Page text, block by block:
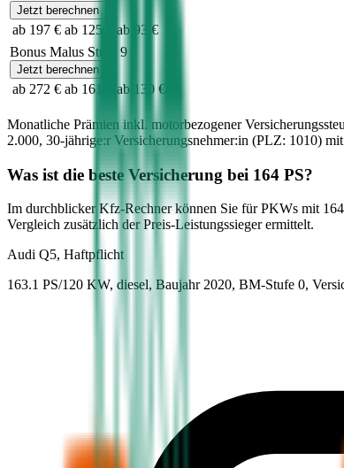
Jetzt berechnen
ab 197 € ab 125 €
ab 93 €
Bonus Malus Stufe 9
Jetzt berechnen
ab 272 € ab 161 € ab 130 €
Monatliche Prämien inkl. motorbezogener
2.000, 30-jährige:r Versicherungsnehmer:in (PLZ: 1010)
Was ist die beste Versicherung bei 164 PS?
Im durchblicker Kfz-Rechner können Sie für PKWs mit 164
Vergleich zusätzlich der Preis-Leistungssieger ermittelt.
Audi Q5, Haftpflicht
163.1 PS/120 KW, diesel, Baujahr 2020, BM-Stufe 0,